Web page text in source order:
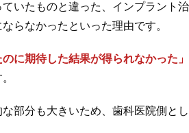
いたものと違った、インプラント
らなかったといった理由です。
のに期待した結果が得られなかった」
部分も大きいため、歯科医院側と